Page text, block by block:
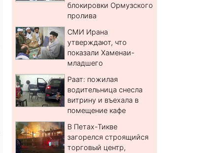
блокировки Ормузского
пролива
СМИ Ирана
утверждают, что
показали Хаменаи-
младшего
Раат: пожилая
водительница снесла
витрину и въехала в
помещение кафе
В Петах-Тикве
загорелся строящийся
торговый центр,